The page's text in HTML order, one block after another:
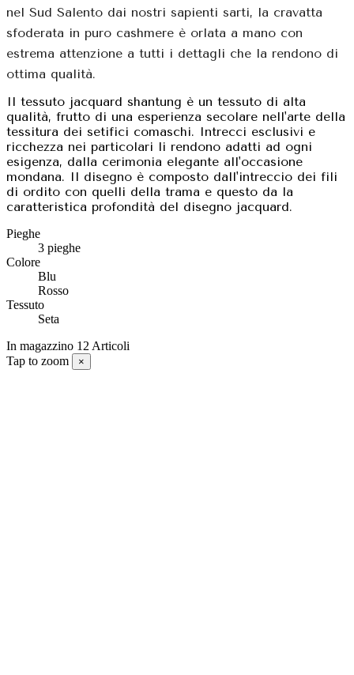
nel Sud Salento dai nostri sapienti sarti, la cravatta
sfoderata in puro cashmere è orlata a mano con
estrema attenzione a tutti i dettagli che la rendono di
ottima qualità.
Il tessuto jacquard shantung è un tessuto di alta
qualità, frutto di una esperienza secolare nell'arte della
tessitura dei setifici comaschi. Intrecci esclusivi e
ricchezza nei particolari li rendono adatti ad ogni
esigenza, dalla cerimonia elegante all'occasione
mondana. Il disegno è composto dall'intreccio dei fili
di ordito con quelli della trama e questo da la
caratteristica profondità del disegno jacquard.
Pieghe
3 pieghe
Colore
Blu
Rosso
Tessuto
Seta
In magazzino 12 Articoli
Tap to zoom
×